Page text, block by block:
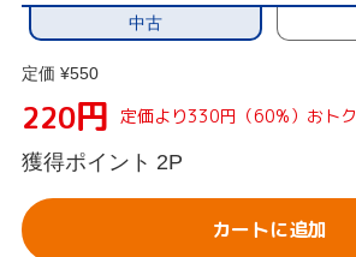
中古
定価 ¥550
220円 定価より330円（60%）おトク
獲得ポイント 2P
カートに追加